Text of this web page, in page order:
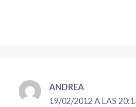
ANDREA
19/02/2012 A LAS